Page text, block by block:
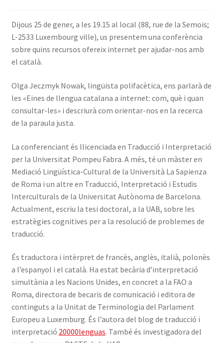
Dijous 25 de gener, a les 19.15 al local (88, rue de la Semois;
L-2533 Luxembourg ville), us presentem una conferència
sobre quins recursos ofereix internet per ajudar-nos amb
el català.
Olga Jeczmyk Nowak, lingüista polifacètica, ens parlarà de
les «Eines de llengua catalana a internet: com, què i quan
consultar-les» i descriurà com orientar-nos en la recerca
de la paraula justa.
La conferenciant és llicenciada en Traducció i Interpretació
per la Universitat Pompeu Fabra. A més, té un màster en
Mediació Lingüística-Cultural de la Università La Sapienza
de Roma i un altre en Traducció, Interpretació i Estudis
Interculturals de la Universitat Autònoma de Barcelona.
Actualment, escriu la tesi doctoral, a la UAB, sobre les
estratègies cognitives per a la resolució de problemes de
traducció.
És traductora i intèrpret de francès, anglès, italià, polonès
a l’espanyol i el català. Ha estat becària d’interpretació
simultània a les Nacions Unides, en concret a la FAO a
Roma, directora de becaris de comunicació i editora de
continguts a la Unitat de Terminologia del Parlament
Europeu a Luxemburg. És l’autora del blog de traducció i
interpretació 20000lenguas. També és investigadora del